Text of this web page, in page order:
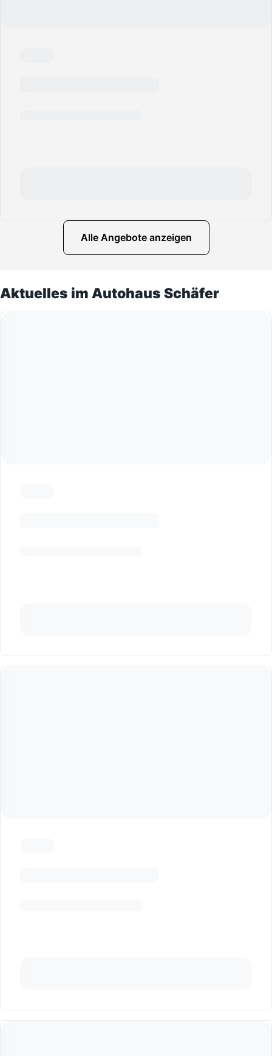
Alle Angebote anzeigen
Aktuelles im Autohaus Schäfer